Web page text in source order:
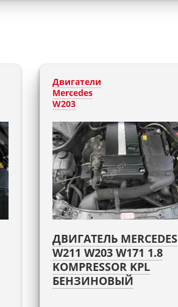
Двигатели
Mercedes
W203
ДВИГАТЕЛЬ MERCEDES
W211 W203 W171 1.8
KOMPRESSOR KPL
БЕНЗИНОВЫЙ